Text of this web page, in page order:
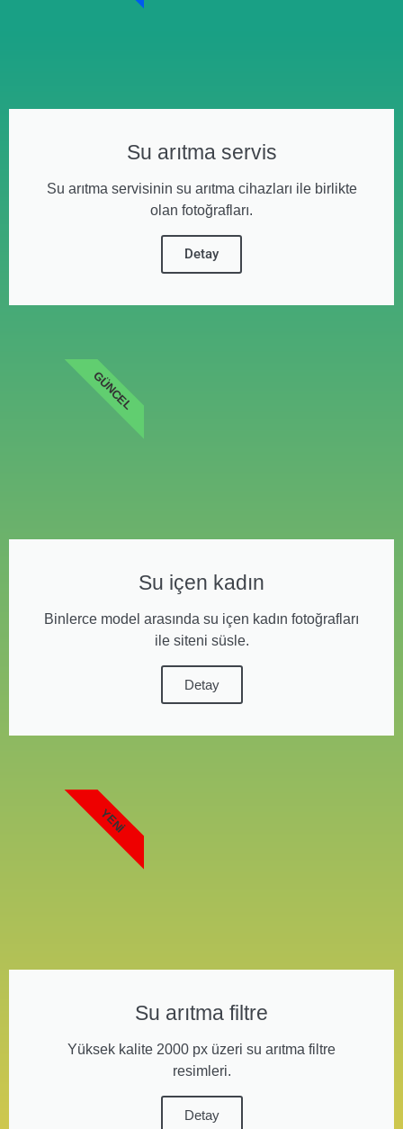
Su arıtma servis
Su arıtma servisinin su arıtma cihazları ile birlikte
olan fotoğrafları.
Detay
Su içen kadın
Binlerce model arasında su içen kadın fotoğrafları
ile siteni süsle.
Detay
GÜNCEL
Su arıtma filtre
Yüksek kalite 2000 px üzeri su arıtma filtre
resimleri.
Detay
YENI